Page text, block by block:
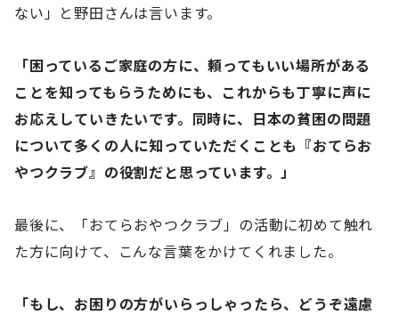
ない」と野田さんは言います。
「困っているご家庭の方に、頼ってもいい場所がある
ことを知ってもらうためにも、これからも丁寧に声に
お応えしていきたいです。同時に、日本の貧困の問題
について多くの人に知っていただくことも『おてらお
やつクラブ』の役割だと思っています。」
最後に、「おてらおやつクラブ」の活動に初めて触れ
た方に向けて、こんな言葉をかけてくれました。
「もし、お困りの方がいらっしゃったら、どうぞ遠慮